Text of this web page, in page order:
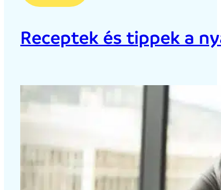
Receptek és tippek a